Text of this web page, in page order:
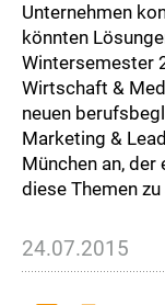
Unternehmen
könnten
Wintersemester
Wirtschaft &
neuen
Marketing &
München an,
diese Themen
24.07.2015